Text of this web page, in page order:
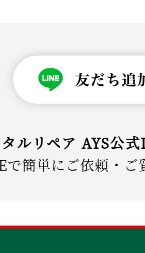
タルリペア AYS公
簡単にご依頼・ご